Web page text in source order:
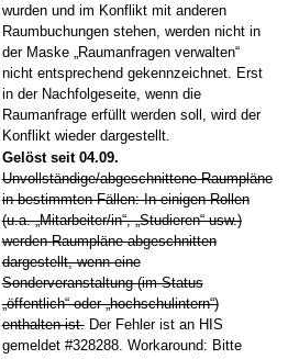
wurden und im Konflikt mit anderen
Raumbuchungen stehen, werden nicht in
der Maske „Raumanfragen verwalten“
nicht entsprechend gekennzeichnet. Erst
in der Nachfolgeseite, wenn die
Raumanfrage erfüllt werden soll, wird der
Konflikt wieder dargestellt.
Gelöst seit 04.09.
Unvollständige/abgeschnittene Raumpläne
in bestimmten Fällen: In einigen Rollen
(u.a. „Mitarbeiter/in“, „Studieren“ usw.)
werden Raumpläne abgeschnitten
dargestellt, wenn eine
Sonderveranstaltung (im Status
„öffentlich“ oder „hochschulintern“)
enthalten ist.Der Fehler ist an HIS
gemeldet #328288. Workaround: Bitte